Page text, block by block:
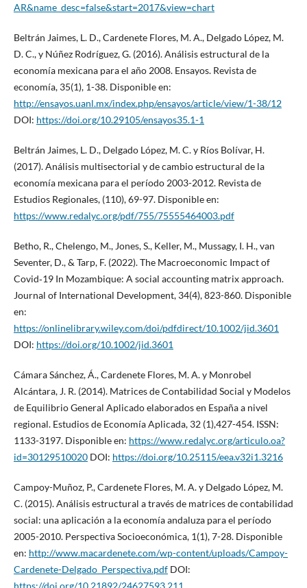
AR&name_desc=false&start=2017&view=chart
Beltrán Jaimes, L. D., Cardenete Flores, M. A., Delgado López, M.
D. C., y Núñez Rodríguez, G. (2016). Análisis estructural de la
economía mexicana para el año 2008. Ensayos. Revista de
economía, 35(1), 1-38. Disponible en:
http://ensayos.uanl.mx/index.php/ensayos/article/view/1-38/12
DOI: https://doi.org/10.29105/ensayos35.1-1
Beltrán Jaimes, L. D., Delgado López, M. C. y Ríos Bolívar, H.
(2017). Análisis multisectorial y de cambio estructural de la
economía mexicana para el período 2003-2012. Revista de
Estudios Regionales, (110), 69-97. Disponible en:
https://www.redalyc.org/pdf/755/75555464003.pdf
Betho, R., Chelengo, M., Jones, S., Keller, M., Mussagy, I. H., van
Seventer, D., & Tarp, F. (2022). The Macroeconomic Impact of
Covid‐19 In Mozambique: A social accounting matrix approach.
Journal of International Development, 34(4), 823-860. Disponible
en:
https://onlinelibrary.wiley.com/doi/pdfdirect/10.1002/jid.3601
DOI: https://doi.org/10.1002/jid.3601
Cámara Sánchez, Á., Cardenete Flores, M. A. y Monrobel
Alcántara, J. R. (2014). Matrices de Contabilidad Social y Modelos
de Equilibrio General Aplicado elaborados en España a nivel
regional. Estudios de Economía Aplicada, 32 (1),427-454. ISSN:
1133-3197. Disponible en: https://www.redalyc.org/articulo.oa?
id=30129510020DOI: https://doi.org/10.25115/eea.v32i1.3216
Campoy-Muñoz, P., Cardenete Flores, M. A. y Delgado López, M.
C. (2015). Análisis estructural a través de matrices de contabilidad
social: una aplicación a la economía andaluza para el período
2005-2010. Perspectiva Socioeconómica, 1(1), 7-28. Disponible
en: http://www.macardenete.com/wp-content/uploads/Campoy-
Cardenete-Delgado_Perspectiva.pdfDOI:
https://doi.org/10.21892/24627593.211